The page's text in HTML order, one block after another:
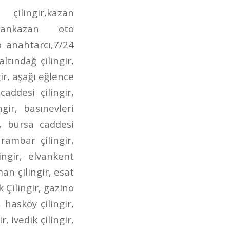
anahtarcı,aktaş oto çilingir,demetgül çilingir,demetgül anahtarcı,demetgül oto çilingir,demetgül oto anahtarcı,etlik caddesi çilingir,etlik caddesi anahtarcı,etlik caddesi oto çilingir,etlik caddesi oto anahtarcı,kuyuyazısı caddesi çilingir,kuyuyazısı caddesi oto çilingir,kuyuyazısı caddesi anahtarcı,kurtuluş çilingir,kurtuluş oto çilingir,kurtuluş anahtarcı,kurtuluş oto anahtarcı,seğmenler çilingir,seğmenler oto çilingir,seğmenler anahtarcı,seğmenler oto anahtarcı,atış caddesi çilingir,atış caddesi oto çilingir,atış caddesi anahtarcı,atış caddesi oto anahtarcı,ragıp tüzün çilingir,ragıp tüzün anahtarcı,ragıp tüzün caddesi çilingir,ragıp tüzün oto çilingir,ragıp tüzün oto anahtarcı,refik saydam caddesi çilingir,refik saydam çilingir,refik saydam caddesi oto çilingir,refik saydam oto çilingir,ahmet şefik kolaylı çilingir,ahmet şefik kolaylı oto çilingir,çambaşı caddesi çilingir,çambaşı caddesi oto çilingir,çambaşı caddesi anahtarcı,çambaşı caddesi oto anahtarcı,selim caddesi çilingir,selim caddesi oto çilingir,selim caddesi anahtarcı,selim caddesi oto anahtarcı,estergon caddesi çilingir,estergon caddesi anahtarcı,estergon caddesi oto çilingir,estergon caddesi oto anahtarcı,aydan caddesi çilingir,aydan caddesi oto çilingir,aydan caddesi anahtarcı,aydan caddesi oto anahtarcı,ahi evran caddesi çilingir,ahi evran caddesi oto çilingir,ahi evran caddesi oto anahtarcı,ahi evran caddesi anahtarcı,uzay çağı caddesi çilingir,uzay çağı caddesi oto çilingir,uzay çağı caddesi anahtarcı,alınteri bulvarı çilingir,alınteri bulvarı oto çilingir,alınteri bulvarı anahtarcı,alınteri bulvarı oto anahtarcı,bağdat caddesi çilingir,bağdat caddesi oto çilingir,bağdat caddesi anahtarcı,bağdat caddesi oto anahtarcı,çınardibi caddesi çilingir,çınardibi caddesi oto çilingir,